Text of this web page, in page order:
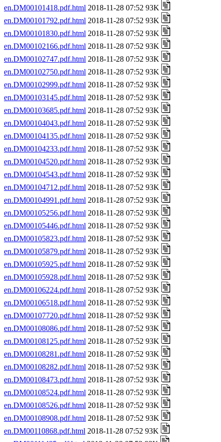
en.DM00101418.pdf.html 2018-11-28 07:52 93K
en.DM00101792.pdf.html 2018-11-28 07:52 93K
en.DM00101830.pdf.html 2018-11-28 07:52 93K
en.DM00102166.pdf.html 2018-11-28 07:52 93K
en.DM00102747.pdf.html 2018-11-28 07:52 93K
en.DM00102750.pdf.html 2018-11-28 07:52 93K
en.DM00102999.pdf.html 2018-11-28 07:52 93K
en.DM00103145.pdf.html 2018-11-28 07:52 93K
en.DM00103685.pdf.html 2018-11-28 07:52 93K
en.DM00104043.pdf.html 2018-11-28 07:52 93K
en.DM00104135.pdf.html 2018-11-28 07:52 93K
en.DM00104233.pdf.html 2018-11-28 07:52 93K
en.DM00104520.pdf.html 2018-11-28 07:52 93K
en.DM00104543.pdf.html 2018-11-28 07:52 93K
en.DM00104712.pdf.html 2018-11-28 07:52 93K
en.DM00104991.pdf.html 2018-11-28 07:52 93K
en.DM00105256.pdf.html 2018-11-28 07:52 93K
en.DM00105446.pdf.html 2018-11-28 07:52 93K
en.DM00105823.pdf.html 2018-11-28 07:52 93K
en.DM00105879.pdf.html 2018-11-28 07:52 93K
en.DM00105925.pdf.html 2018-11-28 07:52 93K
en.DM00105928.pdf.html 2018-11-28 07:52 93K
en.DM00106224.pdf.html 2018-11-28 07:52 93K
en.DM00106518.pdf.html 2018-11-28 07:52 93K
en.DM00107720.pdf.html 2018-11-28 07:52 93K
en.DM00108086.pdf.html 2018-11-28 07:52 93K
en.DM00108125.pdf.html 2018-11-28 07:52 93K
en.DM00108281.pdf.html 2018-11-28 07:52 93K
en.DM00108282.pdf.html 2018-11-28 07:52 93K
en.DM00108473.pdf.html 2018-11-28 07:52 93K
en.DM00108524.pdf.html 2018-11-28 07:52 93K
en.DM00108526.pdf.html 2018-11-28 07:52 93K
en.DM00108908.pdf.html 2018-11-28 07:52 93K
en.DM00110868.pdf.html 2018-11-28 07:52 93K